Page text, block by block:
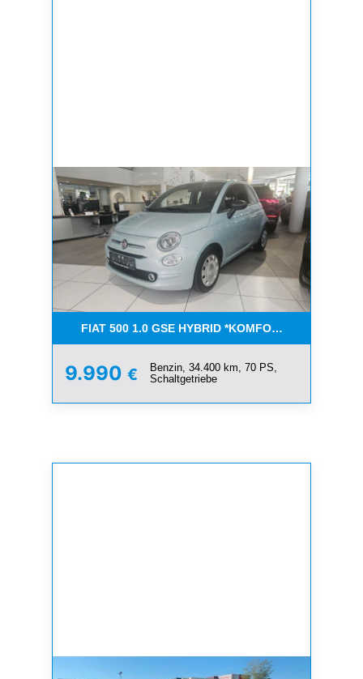
FIAT 500 1.0 GSE HYBRID *KOMFORT PAKET*CAR-
9.990 €
Benzin, 34.400 km, 70 PS,
Schaltgetriebe